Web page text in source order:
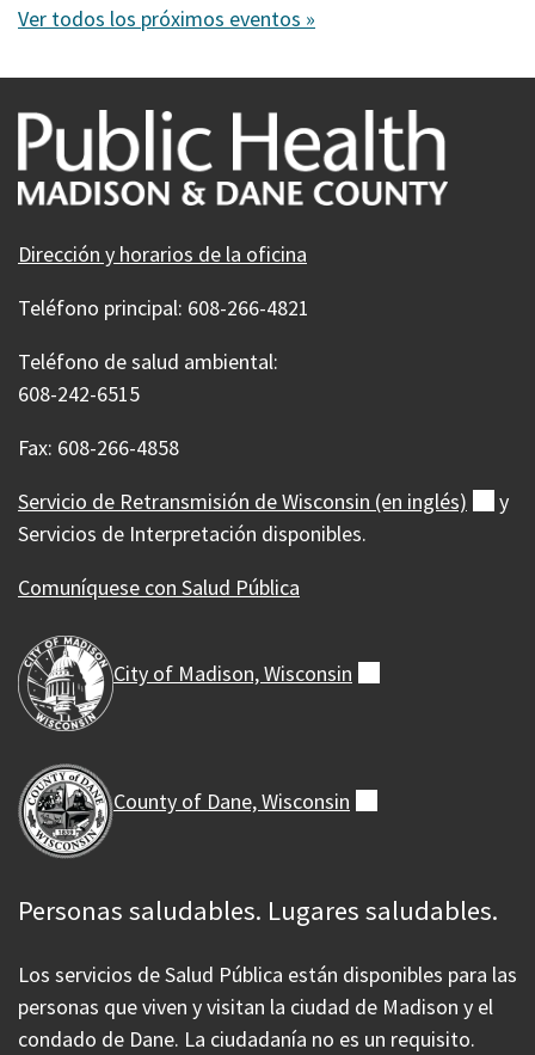
de
de
2026
de
de
2027
Ver todos los próximos eventos »
Dirección y horarios de la oficina
Teléfono principal: 608-266-4821
Teléfono de salud ambiental:
608-242-6515
Fax: 608-266-4858
Servicio de Retransmisión de Wisconsin (en inglés)
y
Servicios de Interpretación disponibles.
Comuníquese con Salud Pública
City of Madison,Wisconsin
County of Dane,Wisconsin
Personas saludables. Lugares saludables.
Los servicios de Salud Pública están disponibles para las
personas que viven y visitan la ciudad de Madison y el
condado de Dane. La ciudadanía no es un requisito.